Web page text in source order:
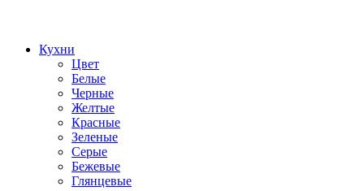
Кухни
Цвет
Белые
Черные
Желтые
Красные
Зеленые
Серые
Бежевые
Глянцевые